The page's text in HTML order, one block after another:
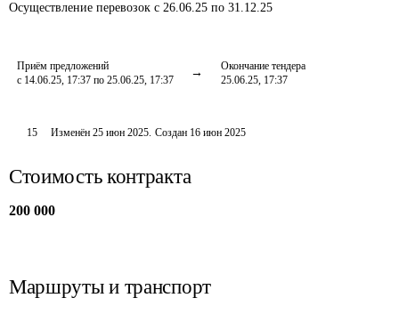
Осуществление перевозок с 26.06.25 по 31.12.25
Приём предложений
с 14.06.25, 17:37 по 25.06.25, 17:37
Окончание тендера
25.06.25, 17:37
15 Изменён25 июн 2025. Создан 16 июн 2025
Стоимость контракта
200 000
Маршруты и транспорт